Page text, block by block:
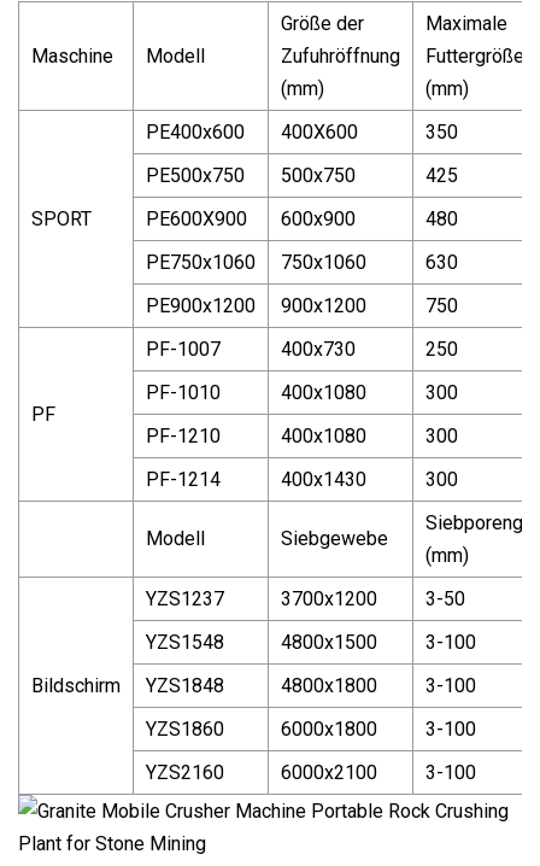
Maschine Modell
Größe der
Zufuhröffnung
(mm)
Maximale
Futtergröße
(mm)
SPORT
PE400x600 400X600
350
PE500x750
500x750
425
PE600X900
600x900
480
PE750x1060
750x1060
630
PE900x1200
900x1200 750
PF
PF-1007 400x730
250
PF-1010
400x1080
300
PF-1210
400x1080
300
PF-1214
400x1430 300
Modell Siebgewebe
(mm)
Bildschirm
YZS1237 3700x1200
3-50
YZS1548
4800x1500
3-100
YZS1848
4800x1800
3-100
YZS1860
6000x1800
3-100
YZS2160
6000x2100 3-100